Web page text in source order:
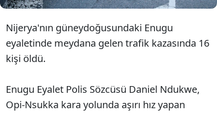
Nijerya'nın güneydoğusundaki Enugu
eyaletinde meydana gelen trafik kazasında 16
kişi öldü.
Enugu Eyalet Polis Sözcüsü Daniel Ndukwe,
Opi-Nsukka kara yolunda aşırı hız yapan